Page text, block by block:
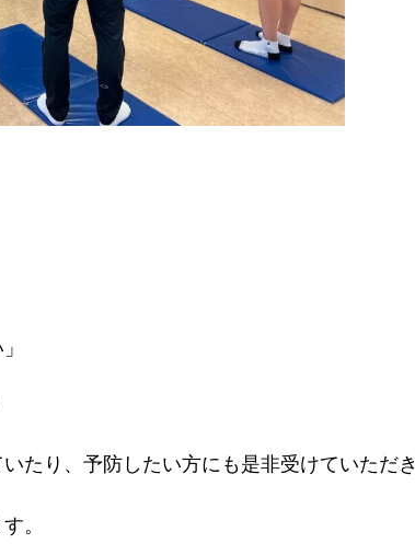
たり、予防したい方にも是非受けていただき
。